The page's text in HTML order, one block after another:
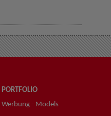
PORTFOLIO
Werbung - Models